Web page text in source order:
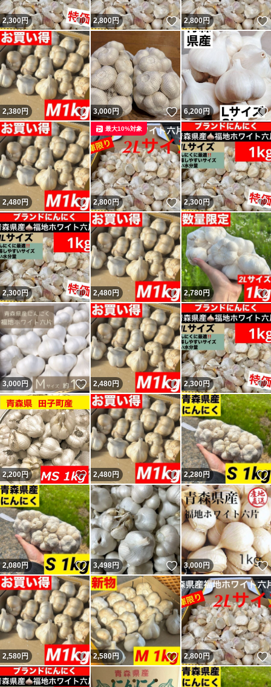
2,300円 いいね！
2,800円 いいね！
2,800円
2,380円 いいね！
3,000円 いいね！
6,200円
2,480円 いいね！
2,800円 いいね！
最大10%対象
2,300円
2,300円 いいね！
2,480円 いいね！
2,780円
3,000円 いいね！
2,480円 いいね！
2,300円
2,200円 いいね！
2,480円 いいね！
2,280円
2,080円 いいね！
3,498円 いいね！
3,000円
2,580円 いいね！
2,580円 いいね！
2,800円